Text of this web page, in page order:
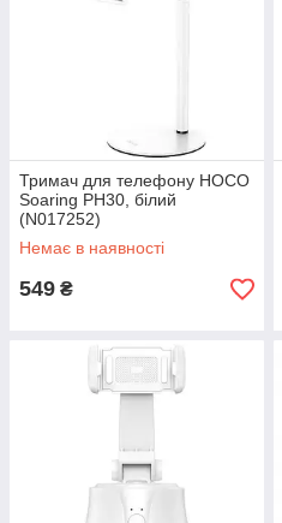
Тримач для телефону HOCO
Soaring PH30, білий
(N017252)
Немає в наявності
549 ₴